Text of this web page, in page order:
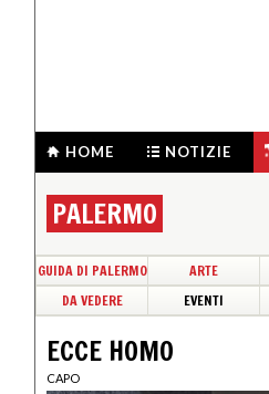
HOME NOTIZIE
PALERMO
GUIDA DI PALERMO ARTE
DA VEDERE
EVENTI
ECCE HOMO
CAPO